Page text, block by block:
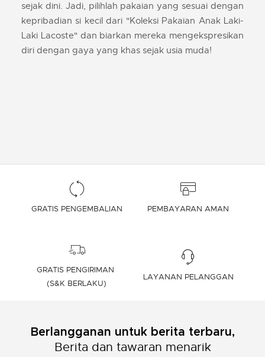
sejak dini. Jadi, pilihlah pakaian yang sesuai dengan
kepribadian si kecil dari "Koleksi Pakaian Anak Laki-
Laki Lacoste" dan biarkan mereka mengekspresikan
diri dengan gaya yang khas sejak usia muda!
GRATIS PENGEMBALIAN PEMBAYARAN AMAN
GRATIS PENGIRIMAN
(S&K BERLAKU)
LAYANAN PELANGGAN
Berlangganan untuk berita terbaru,
Berita dan tawaran menarik